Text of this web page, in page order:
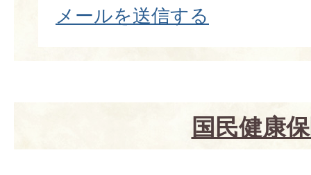
メールを送信する
国民健康